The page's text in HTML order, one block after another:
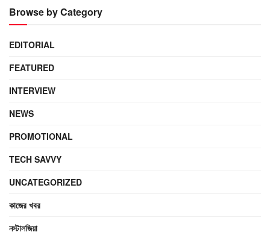
Browse by Category
EDITORIAL
FEATURED
INTERVIEW
NEWS
PROMOTIONAL
TECH SAVVY
UNCATEGORIZED
কাজের খবর
নস্টালজিয়া